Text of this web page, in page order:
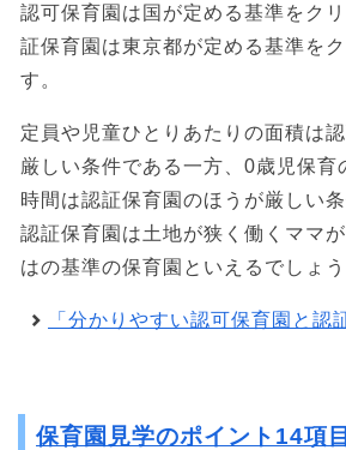
認可保育園は国が定める基準をク
証保育園は東京都が定める基準を
す。
定員や児童ひとりあたりの面積は
厳しい条件である一方、0歳児保育
時間は認証保育園のほうが厳しい
認証保育園は土地が狭く働くママ
はの基準の保育園といえるでしょう
「分かりやすい認可保育園と認
保育園見学のポイント14項目